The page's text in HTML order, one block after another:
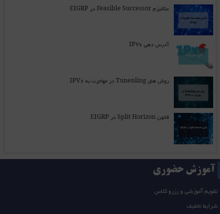
مکانیزم Feasible Successor در EIGRP
آدرس دهی IPv6
روش های Tunenling در مهاجرت به IPV6
قانون Split Horizon در EIGRP
آموزش حضوری
تقویم آموزشی و رزرو کلاس
شرایط تخفیف